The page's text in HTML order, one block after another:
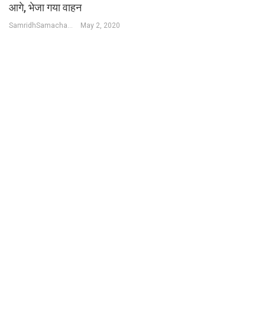
आगे, भेजा गया वाहन
May 2, 2020